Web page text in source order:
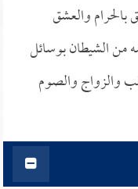
بالحرام والعشق
من الشيطان بوسائل
والزواج والصوم